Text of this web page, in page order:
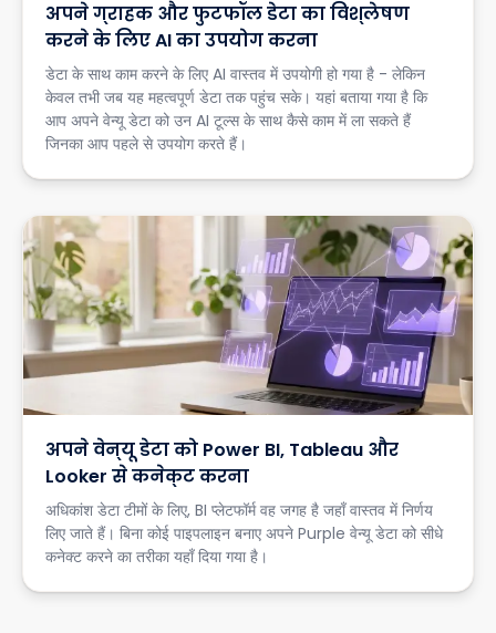
अपने ग्राहक और फुटफॉल डेटा का विश्लेषण
करने के लिए AI का उपयोग करना
डेटा के साथ काम करने के लिए AI वास्तव में उपयोगी हो गया है - लेकिन
केवल तभी जब यह महत्वपूर्ण डेटा तक पहुंच सके। यहां बताया गया है कि
आप अपने वेन्यू डेटा को उन AI टूल्स के साथ कैसे काम में ला सकते हैं
जिनका आप पहले से उपयोग करते हैं।
अपने वेन्यू डेटा को Power BI, Tableau और
Looker से कनेक्ट करना
अधिकांश डेटा टीमों के लिए, BI प्लेटफॉर्म वह जगह है जहाँ वास्तव में निर्णय
लिए जाते हैं। बिना कोई पाइपलाइन बनाए अपने Purple वेन्यू डेटा को सीधे
कनेक्ट करने का तरीका यहाँ दिया गया है।